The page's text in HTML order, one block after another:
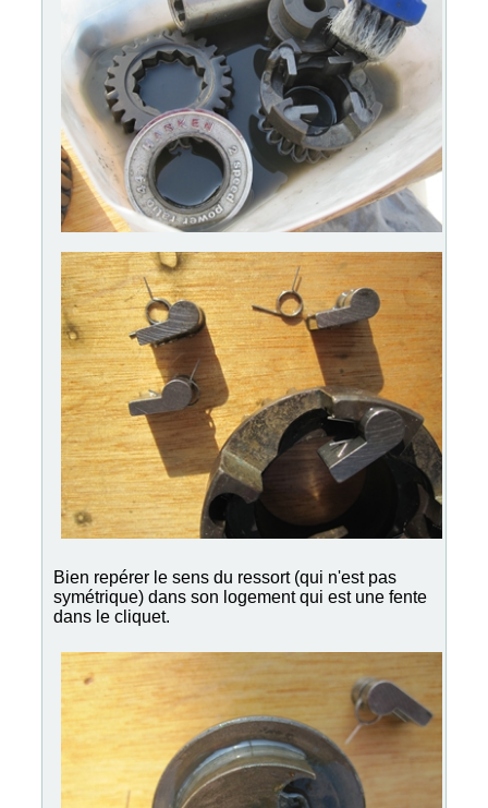
Bien repérer le sens du ressort (qui n'est pas
symétrique) dans son logement qui est une fente
dans le cliquet.